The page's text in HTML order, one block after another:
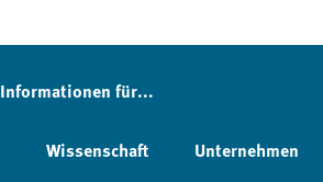
Informationen für...
Wissenschaft Unternehmen